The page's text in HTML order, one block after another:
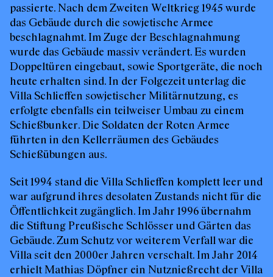
passierte. Nach dem Zweiten Weltkrieg 1945 wurde
das Gebäude durch die sowjetische Armee
beschlagnahmt. Im Zuge der Beschlagnahmung
wurde das Gebäude massiv verändert. Es wurden
Doppeltüren eingebaut, sowie Sportgeräte, die noch
heute erhalten sind. In der Folgezeit unterlag die
Villa Schlieffen sowjetischer Militärnutzung, es
erfolgte ebenfalls ein teilweiser Umbau zu einem
Schießbunker. Die Soldaten der Roten Armee
führten in den Kellerräumen des Gebäudes
Schießübungen aus.
Seit 1994 stand die Villa Schlieffen komplett leer und
war aufgrund ihres desolaten Zustands nicht für die
Öffentlichkeit zugänglich. Im Jahr 1996 übernahm
die Stiftung Preußische Schlösser und Gärten das
Gebäude. Zum Schutz vor weiterem Verfall war die
Villa seit den 2000er Jahren verschalt. Im Jahr 2014
erhielt Mathias Döpfner ein Nutznießrecht der Villa